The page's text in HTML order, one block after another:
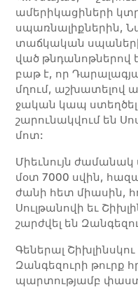
ա­մե­րի­կա­ցի­նե­րի
սպառ­նա­լիք­նե­րին,
տաճ­կա­կան
ված թնդա­նոթ­նե­րով
բաթ է, որ
մղում, աշ­խա­տե­լով
ջա­կան կապ
շա­րու­նակ­վում են
մոտ:
Միեւ­­նույն
մօտ 7000 սվին,
ժա­­նի հետ միա­­սին,
Սուլ­­թա­­նո­­վի եւ
շարժ­վել են
Գե­նե­րալ
Զան­գե­զու­րի թուրք
պար­տու­թյամբ